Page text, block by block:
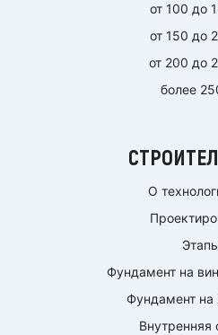
от 100 до
от 150 до
от 200 до
более
О
Фундамент на
Фундамент
Внутренняя